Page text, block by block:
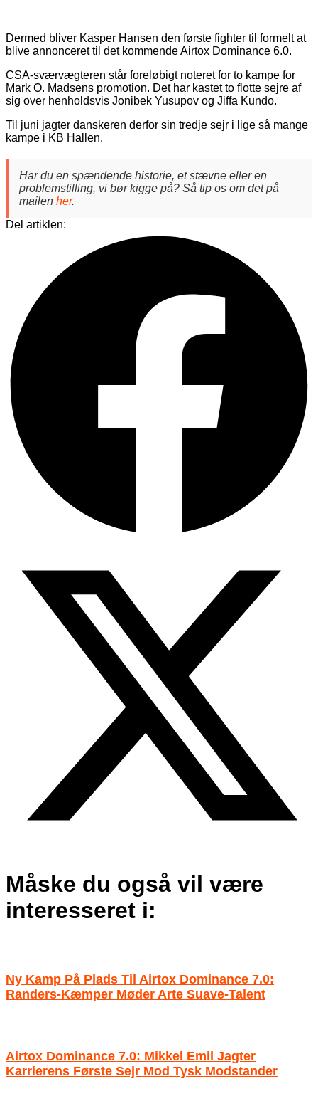
Dermed bliver Kasper Hansen den første fighter til formelt at
blive annonceret til det kommende Airtox Dominance 6.0.
CSA-sværvægteren står foreløbigt noteret for to kampe for
Mark O. Madsens promotion. Det har kastet to flotte sejre af
sig over henholdsvis Jonibek Yusupov og Jiffa Kundo.
Til juni jagter danskeren derfor sin tredje sejr i lige så mange
kampe i KB Hallen.
Har du en spændende historie, et stævne eller en
problemstilling, vi bør kigge på? Så tip os om det på
mailen her.
Del artiklen:
Måske du også vil være
interesseret i:
Ny Kamp På Plads Til Airtox Dominance 7.0:
Randers-Kæmper Møder Arte Suave-Talent
Airtox Dominance 7.0: Mikkel Emil Jagter
Karrierens Første Sejr Mod Tysk Modstander